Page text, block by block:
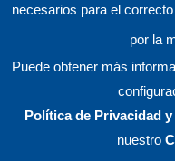
CEA:
© CECO
necesarios para el
por la
Puede obtener más
Política de Privacidady
nuestro